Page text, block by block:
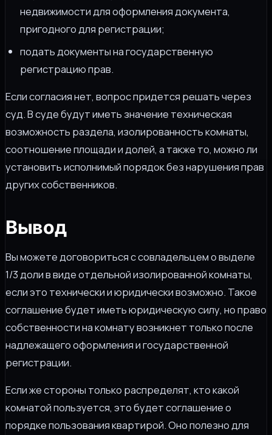
недвижимости для оформления документа,
пригодного для регистрации;
подать документы на государственную
регистрацию прав.
Если согласия нет, вопрос придется решать через
суд. В суде будут иметь значение техническая
возможность раздела, изолированность комнаты,
соотношение площади и долей, а также то, можно ли
установить исполнимый порядок без нарушения прав
других собственников.
Вывод
Вы можете договориться с совладельцем о выделе
1/3 доли в виде отдельной изолированной комнаты,
если это технически и юридически возможно. Такое
соглашение будет иметь юридическую силу, но право
собственности на комнату возникнет только после
надлежащего оформления и государственной
регистрации.
Если же стороны только распределят, кто какой
комнатой пользуется, это будет соглашение о
порядке пользования квартирой. Оно полезно для